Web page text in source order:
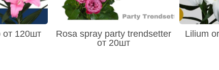
от 120шт
Rosa spray party trendsetter
от 20шт
Lilium